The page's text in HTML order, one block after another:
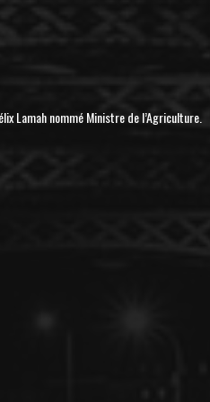
Lamah nommé Ministre de l’Agriculture.